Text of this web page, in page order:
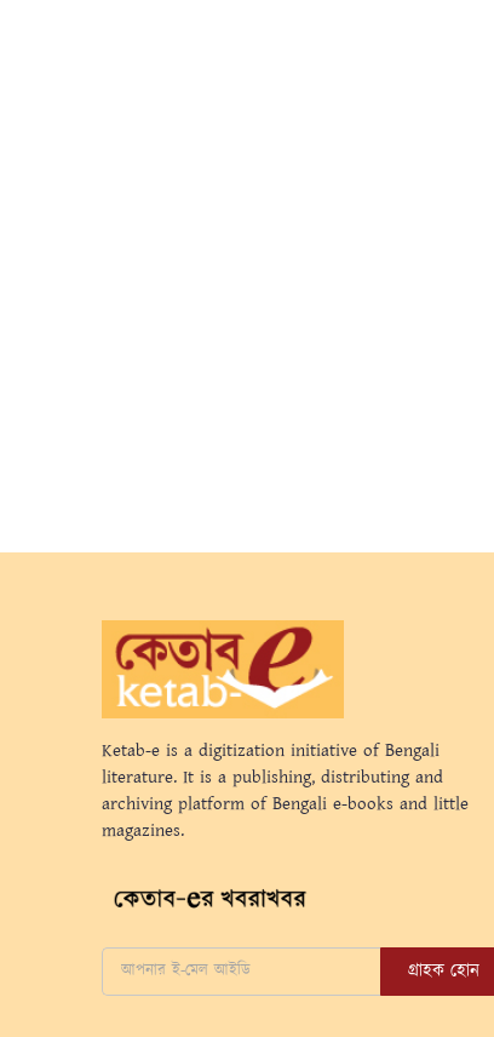
Ketab-e is a digitization initiative of Bengali
literature. It is a publishing, distributing and
archiving platform of Bengali e-books and little
magazines.
গ্রাহক হোন